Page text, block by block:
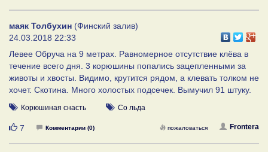
маяк Толбухин (Финский залив)
24.03.2018 22:33
Левее Обруча на 9 метрах. Равномерное отсутствие клёва в
течение всего дня. 3 корюшины попались зацепленными за
животы и хвосты. Видимо, крутится рядом, а клевать толком не
хочет. Скотина. Много холостых подсечек. Вымучил 91 штуку.
Корюшиная снасть Со льда
Нравится
7 Комментарии (0) Frontera
пожаловаться